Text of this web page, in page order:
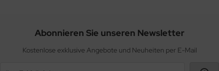
Abonnieren Sie unseren Newsletter
Kostenlose exklusive Angebote und Neuheiten per E-Mail